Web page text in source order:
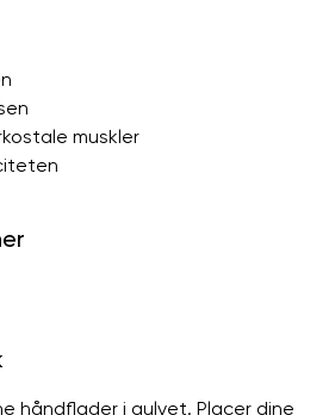
muskler
håndflader i gulvet. Placer dine